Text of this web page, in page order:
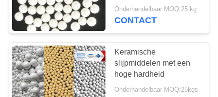
zirconiumdioxydeballen
7
van de Bolvormigheids
Ceramische Bal
Onderhandelbaar MOQ:25 kg
CONTACT
Keramische
slijpmiddelen met een
hoge hardheid
Onderhandelbaar MOQ:25kgs